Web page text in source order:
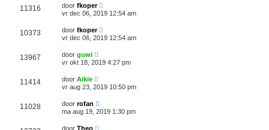
11316 door fkoper
vr dec 06, 2019 12:54 am
10373 door fkoper
vr dec 06, 2019 12:54 am
13967 door guwi
vr okt 18, 2019 4:27 pm
11414 door Aikie
vr aug 23, 2019 10:50 pm
11028 door rofan
ma aug 19, 2019 1:30 pm
door Theo